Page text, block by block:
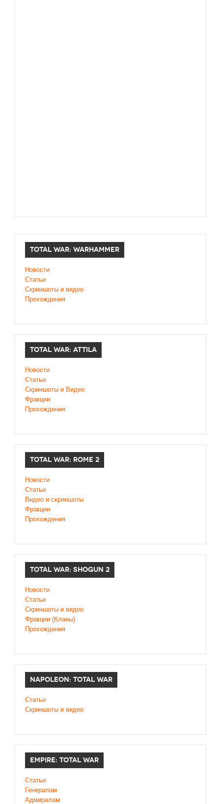
TOTAL WAR: WARHAMMER
Новости
Статьи
Скриншоты и видео
Прохождения
TOTAL WAR: ATTILA
Новости
Статьи
Скриншоты и Видео
Фракции
Прохождения
TOTAL WAR: ROME 2
Новости
Статьи
Видео и скриншоты
Фракции
Прохождения
TOTAL WAR: SHOGUN 2
Новости
Статьи
Cкриншоты и видео
Фракции (Кланы)
Прохождения
NAPOLEON: TOTAL WAR
Статьи
Скриншоты и видео
EMPIRE: TOTAL WAR
Статьи
Генералам
Адмиралам